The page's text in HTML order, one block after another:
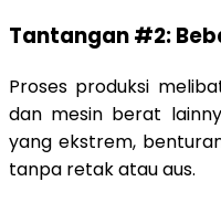
Tantangan #2:
Proses produksi
dan mesin berat
yang ekstrem,
tanpa retak atau aus.